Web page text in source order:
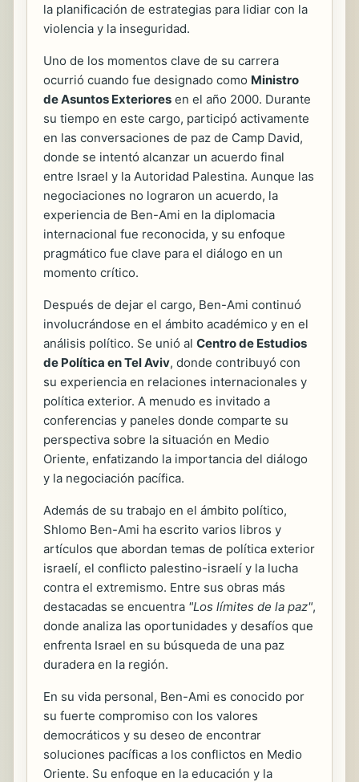
la planificación de estrategias para lidiar con la
violencia y la inseguridad.
Uno de los momentos clave de su carrera
ocurrió cuando fue designado como Ministro
de Asuntos Exteriores en el año 2000. Durante
su tiempo en este cargo, participó activamente
en las conversaciones de paz de Camp David,
donde se intentó alcanzar un acuerdo final
entre Israel y la Autoridad Palestina. Aunque las
negociaciones no lograron un acuerdo, la
experiencia de Ben-Ami en la diplomacia
internacional fue reconocida, y su enfoque
pragmático fue clave para el diálogo en un
momento crítico.
Después de dejar el cargo, Ben-Ami continuó
involucrándose en el ámbito académico y en el
análisis político. Se unió al Centro de Estudios
de Política en Tel Aviv, donde contribuyó con
su experiencia en relaciones internacionales y
política exterior. A menudo es invitado a
conferencias y paneles donde comparte su
perspectiva sobre la situación en Medio
Oriente, enfatizando la importancia del diálogo
y la negociación pacífica.
Además de su trabajo en el ámbito político,
Shlomo Ben-Ami ha escrito varios libros y
artículos que abordan temas de política exterior
israelí, el conflicto palestino-israelí y la lucha
contra el extremismo. Entre sus obras más
destacadas se encuentra "Los límites de la paz",
donde analiza las oportunidades y desafíos que
enfrenta Israel en su búsqueda de una paz
duradera en la región.
En su vida personal, Ben-Ami es conocido por
su fuerte compromiso con los valores
democráticos y su deseo de encontrar
soluciones pacíficas a los conflictos en Medio
Oriente. Su enfoque en la educación y la